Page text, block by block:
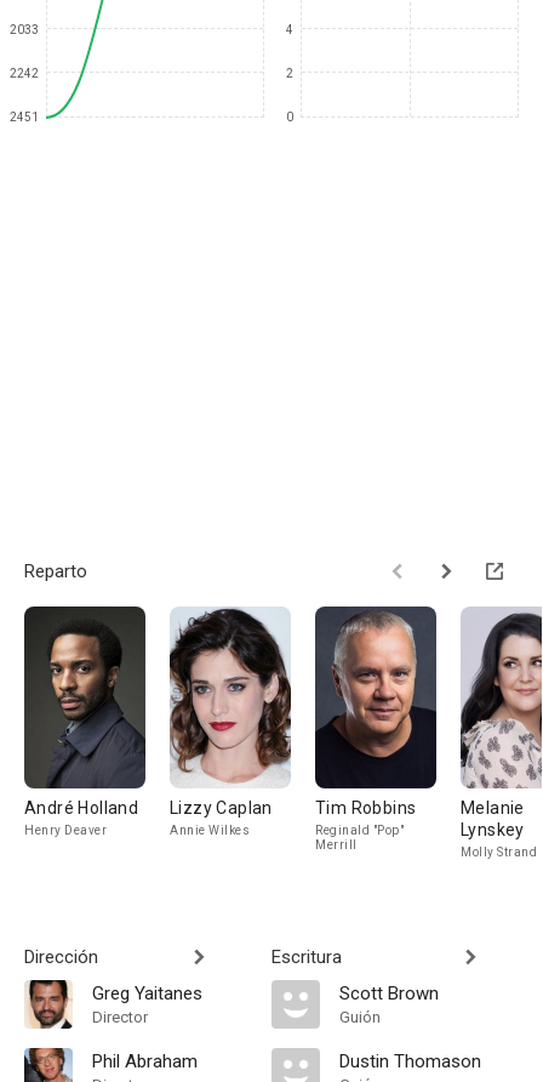
2033
2242
2451
4
2
0
Reparto
André Holland
Henry Deaver
Lizzy Caplan
Annie Wilkes
Tim Robbins
Reginald "Pop"
Merrill
Melanie
Lynskey
Molly Strand
Dirección
Greg Yaitanes
Director
Phil Abraham
Escritura
Scott Brown
Guión
Dustin Thomason